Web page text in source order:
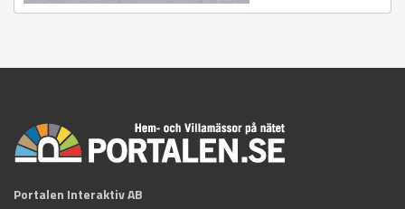
Portalen Interaktiv AB